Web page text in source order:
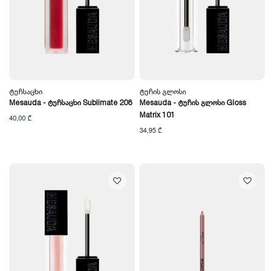
Ტუჩსაცხი
Mesauda - Ტუჩსაცხი Sublimate 208
40,00 ₾
Ტუჩის Გლოსი
Mesauda - Ტუჩის Გლოსი Gloss
Matrix 101
34,95 ₾